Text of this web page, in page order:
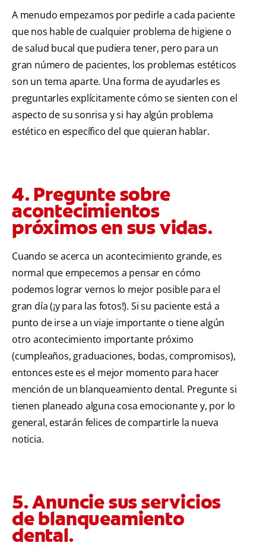
A menudo empezamos por pedirle a cada paciente
que nos hable de cualquier problema de higiene o
de salud bucal que pudiera tener, pero para un
gran número de pacientes, los problemas estéticos
son un tema aparte. Una forma de ayudarles es
preguntarles explícitamente cómo se sienten con el
aspecto de su sonrisa y si hay algún problema
estético en específico del que quieran hablar.
4. Pregunte sobre
acontecimientos
próximos en sus vidas.
Cuando se acerca un acontecimiento grande, es
normal que empecemos a pensar en cómo
podemos lograr vernos lo mejor posible para el
gran día (¡y para las fotos!). Si su paciente está a
punto de irse a un viaje importante o tiene algún
otro acontecimiento importante próximo
(cumpleaños, graduaciones, bodas, compromisos),
entonces este es el mejor momento para hacer
mención de un blanqueamiento dental. Pregunte si
tienen planeado alguna cosa emocionante y, por lo
general, estarán felices de compartirle la nueva
noticia.
5. Anuncie sus servicios
de blanqueamiento
dental.